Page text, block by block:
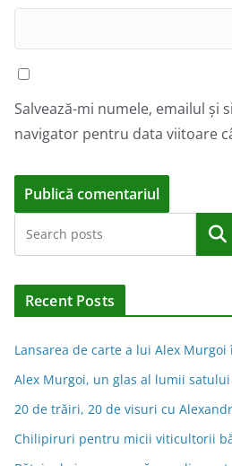
Salvează-mi numele, emailul și
navigator pentru data viitoare
l
n
a
t
Caută
Recent Posts
Lansarea de carte a lui Alex Murgoi
Alex Murgoi, un glas al lumii
20 de trăiri, 20 de visuri cu
Chilipiruri pentru micii viticultorii